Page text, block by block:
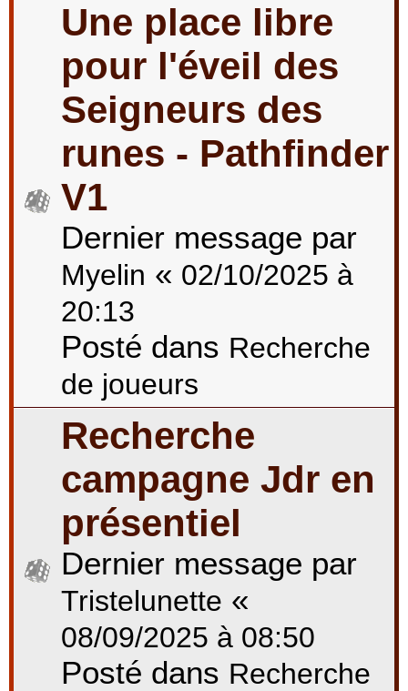
Une place libre
pour l'éveil des
Seigneurs des
runes - Pathfinder
V1
Dernier message par
Myelin « 02/10/2025 à
20:13
Posté dans Recherche
de joueurs
Recherche
campagne Jdr en
présentiel
Dernier message par
Tristelunette «
08/09/2025 à 08:50
Posté dans Recherche